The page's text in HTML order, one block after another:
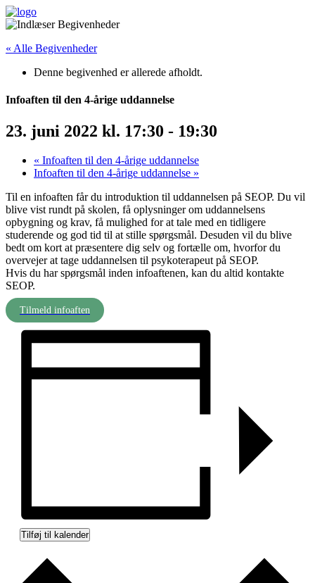
« Alle Begivenheder
Denne begivenhed er allerede afholdt.
Infoaften til den 4-årige uddannelse
23. juni 2022 kl. 17:30 - 19:30
« Infoaften til den 4-årige uddannelse
Infoaften til den 4-årige uddannelse »
Til en infoaften får du introduktion til uddannelsen på SEOP. Du vil
blive vist rundt på skolen, få oplysninger om uddannelsens
opbygning og krav, få mulighed for at tale med en tidligere
studerende og god tid til at stille spørgsmål. Desuden vil du blive
bedt om kort at præsentere dig selv og fortælle om, hvorfor du
overvejer at tage uddannelsen til psykoterapeut på SEOP.
Hvis du har spørgsmål inden infoaftenen, kan du altid kontakte
SEOP.
Tilmeld infoaften
Tilføj til kalender